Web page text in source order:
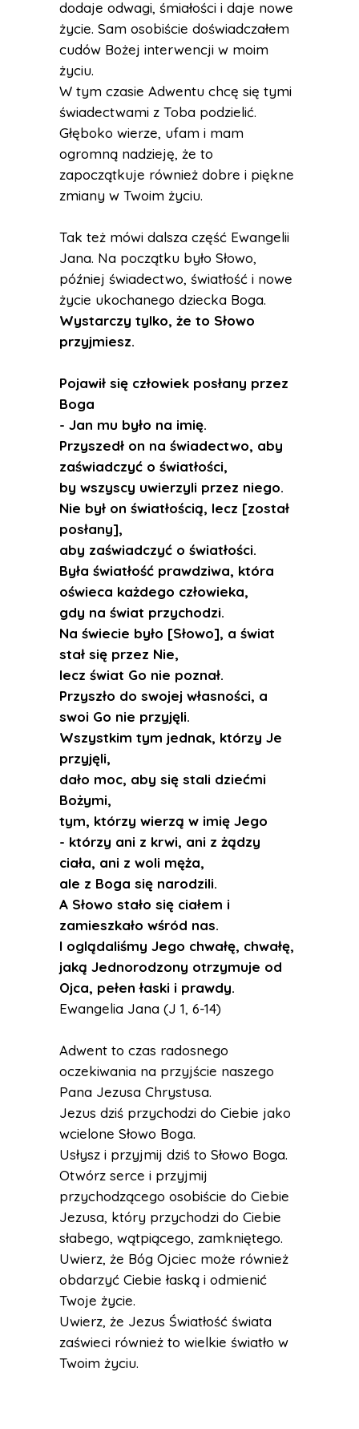
dodaje odwagi, śmiałości i daje nowe
życie. Sam osobiście doświadczałem
cudów Bożej interwencji w moim
życiu.
W tym czasie Adwentu chcę się tymi
świadectwami z Toba podzielić.
Głęboko wierze, ufam i mam
ogromną nadzieję, że to
zapoczątkuje również dobre i piękne
zmiany w Twoim życiu.
Tak też mówi dalsza część Ewangelii
Jana. Na początku było Słowo,
później świadectwo, światłość i nowe
życie ukochanego dziecka Boga.
Wystarczy tylko, że to Słowo
przyjmiesz.
Pojawił się człowiek posłany przez
Boga
- Jan mu było na imię.
Przyszedł on na świadectwo, aby
zaświadczyć o światłości,
by wszyscy uwierzyli przez niego.
Nie był on światłością, lecz [został
posłany],
aby zaświadczyć o światłości.
Była światłość prawdziwa, która
oświeca każdego człowieka,
gdy na świat przychodzi.
Na świecie było [Słowo], a świat
stał się przez Nie,
lecz świat Go nie poznał.
Przyszło do swojej własności, a
swoi Go nie przyjęli.
Wszystkim tym jednak, którzy Je
przyjęli,
dało moc, aby się stali dziećmi
Bożymi,
tym, którzy wierzą w imię Jego
- którzy ani z krwi, ani z żądzy
ciała, ani z woli męża,
ale z Boga się narodzili.
A Słowo stało się ciałem i
zamieszkało wśród nas.
I oglądaliśmy Jego chwałę, chwałę,
jaką Jednorodzony otrzymuje od
Ojca, pełen łaski i prawdy.
Ewangelia Jana (J 1, 6-14)
Adwent to czas radosnego
oczekiwania na przyjście naszego
Pana Jezusa Chrystusa.
Jezus dziś przychodzi do Ciebie jako
wcielone Słowo Boga.
Usłysz i przyjmij dziś to Słowo Boga.
Otwórz serce i przyjmij
przychodzącego osobiście do Ciebie
Jezusa, który przychodzi do Ciebie
słabego, wątpiącego, zamkniętego.
Uwierz, że Bóg Ojciec może również
obdarzyć Ciebie łaską i odmienić
Twoje życie.
Uwierz, że Jezus Światłość świata
zaświeci również to wielkie światło w
Twoim życiu.